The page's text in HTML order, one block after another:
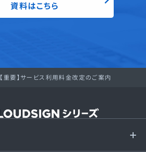
資料はこちら
【重要】サービス利用料金改定のご案内